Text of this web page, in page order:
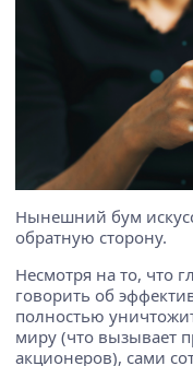
Нынешний бум
обратную сторону.
Несмотря на то, что
говорить об
полностью
миру (что вызывает
акционеров), сами